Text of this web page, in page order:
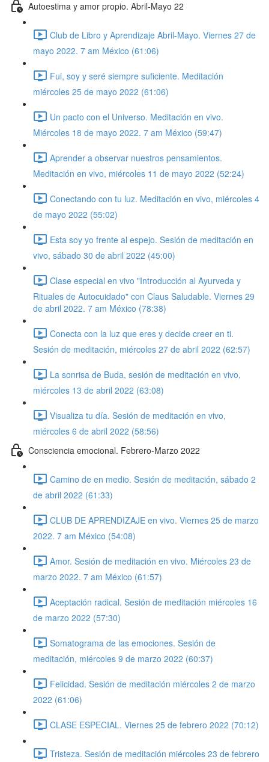
Autoestima y amor propio. Abril-Mayo 22
Club de Libro y Aprendizaje Abril-Mayo. Viernes 27 de
mayo 2022. 7 am México (61:06)
Fui, soy y seré siempre suficiente. Meditación
miércoles 25 de mayo 2022 (61:06)
Un pacto con el Universo. Meditación en vivo.
Miércoles 18 de mayo 2022. 7 am México (59:47)
Aprender a observar nuestros pensamientos.
Meditación en vivo, miércoles 11 de mayo 2022 (52:24)
Conectando con tu luz. Meditación en vivo, miércoles 4
de mayo 2022 (55:02)
Esta soy yo frente al espejo. Sesión de meditación en
vivo, sábado 30 de abril 2022 (45:00)
Clase especial en vivo "Introducción al Ayurveda y
Rituales de Autocuidado" con Claus Saludable. Viernes 29
de abril 2022. 7 am México (78:38)
Conecta con la luz que eres y decide creer en ti.
Sesión de meditación, miércoles 27 de abril 2022 (62:57)
La sonrisa de Buda, sesión de meditación en vivo,
miércoles 13 de abril 2022 (63:08)
Visualiza tu día. Sesión de meditación en vivo,
miércoles 6 de abril 2022 (58:56)
Consciencia emocional. Febrero-Marzo 2022
Camino de en medio. Sesión de meditación, sábado 2
de abril 2022 (61:33)
CLUB DE APRENDIZAJE en vivo. Viernes 25 de marzo
2022. 7 am México (54:08)
Amor. Sesión de meditación en vivo. Miércoles 23 de
marzo 2022. 7 am México (61:57)
Aceptación radical. Sesión de meditación miércoles 16
de marzo 2022 (57:30)
Somatograma de las emociones. Sesión de
meditación, miércoles 9 de marzo 2022 (60:37)
Felicidad. Sesión de meditación miércoles 2 de marzo
2022 (61:06)
CLASE ESPECIAL. Viernes 25 de febrero 2022 (70:12)
Tristeza. Sesión de meditación miércoles 23 de febrero